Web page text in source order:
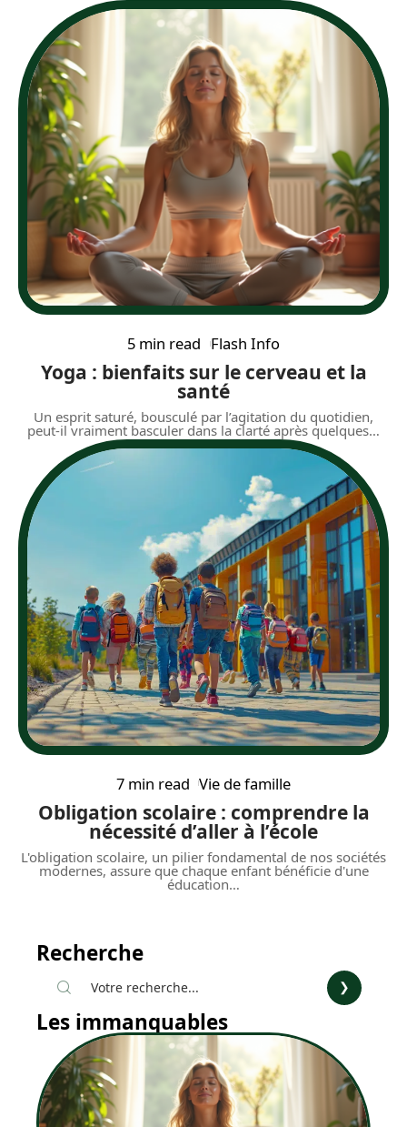
5 min read Flash Info
Yoga : bienfaits sur le cerveau et la
santé
Un esprit saturé, bousculé par l’agitation du quotidien,
peut-il vraiment basculer dans la clarté après quelques…
7 min read Vie de famille
Obligation scolaire : comprendre la
nécessité d’aller à l’école
L'obligation scolaire, un pilier fondamental de nos sociétés
modernes, assure que chaque enfant bénéficie d'une
éducation…
Recherche
Les immanquables